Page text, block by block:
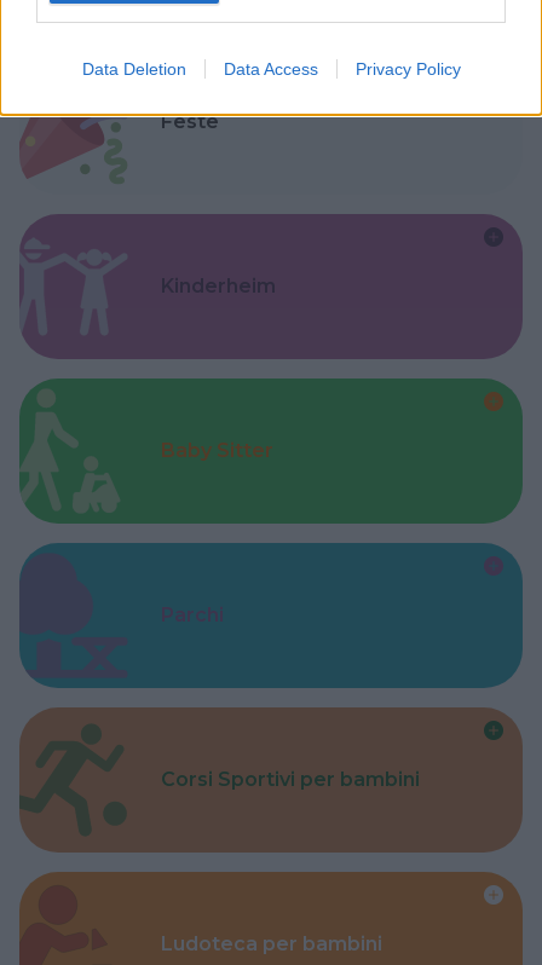
Data Deletion Data Access Privacy Policy
Feste
Kinderheim
Baby Sitter
Parchi
Corsi Sportivi per bambini
Ludoteca per bambini